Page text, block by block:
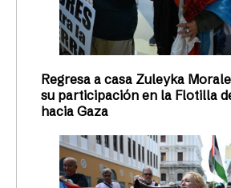
Regresa a casa Zuleyka
su participación en la Flotilla
hacia Gaza